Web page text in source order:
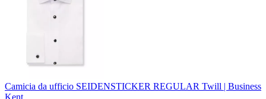
Camicia da ufficio SEIDENSTICKER REGULAR Twill | Business
Kent